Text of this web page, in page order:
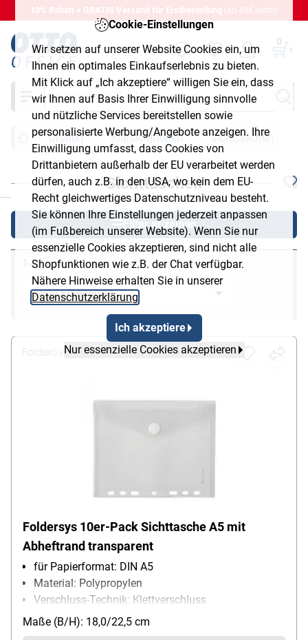
Cookie-Einstellungen
Wir setzen auf unserer Website Cookies ein, um
Ihnen ein optimales Einkaufserlebnis zu bieten.
Mit Klick auf „Ich akzeptiere“ willigen Sie ein, dass
wir Ihnen auf Basis Ihrer Einwilligung sinnvolle
und nützliche Services bereitstellen sowie
personalisierte Werbung/Angebote anzeigen. Ihre
Einwilligung umfasst, dass Cookies von
Drittanbietern außerhalb der EU verarbeitet werden
dürfen, auch z.B. in den USA, wo kein dem EU-
Recht gleichwertiges Datenschutzniveau besteht.
Sie können Ihre Einstellungen jederzeit anpassen
(im Fußbereich unserer Website). Wenn Sie nur
essenzielle Cookies akzeptieren, sind nicht alle
Shopfunktionen wie z.B. der Chat verfügbar.
Nähere Hinweise erhalten Sie in unserer
Datenschutzerklärung
Ich akzeptiere
Nur essenzielle Cookies akzeptieren
10% Rabatt + GRATIS Versand für Erstbestellung (ab 49€ netto)
0
Suche
Ordnen Klarsichthüllen Sichttaschen
Sichttaschen
Filter anzeigen
1-24 von 34
Foldersys 10er-Pack Sichttasche A5 mit
Abheftrand transparent
für Papierformat: DIN A5
Material: Polypropylen
Verschluss-Technik: Klettverschluss
Besonderheiten: mit Abheftrand EURO-Lochung
Packungsmenge: 10 Stück
Maße (B/H): 18,0/22,5 cm